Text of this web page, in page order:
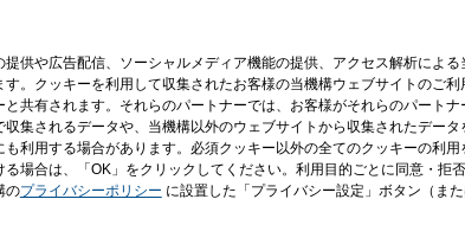
供や広告配信、ソーシャルメディア機能の提供、アクセス解析による
。クッキーを利用して収集されたお客様の当機構ウェブサイトのご利
共有されます。それらのパートナーでは、お客様がそれらのパートナ
集されるデータや、当機構以外のウェブサイトから収集されたデータ
利用する場合があります。必須クッキー以外の全てのクッキーの利用
場合は、「OK」をクリックしてください。利用目的ごとに同意・拒
のプライバシーポリシー に設置した「プライバシー設定」ボタン（ま